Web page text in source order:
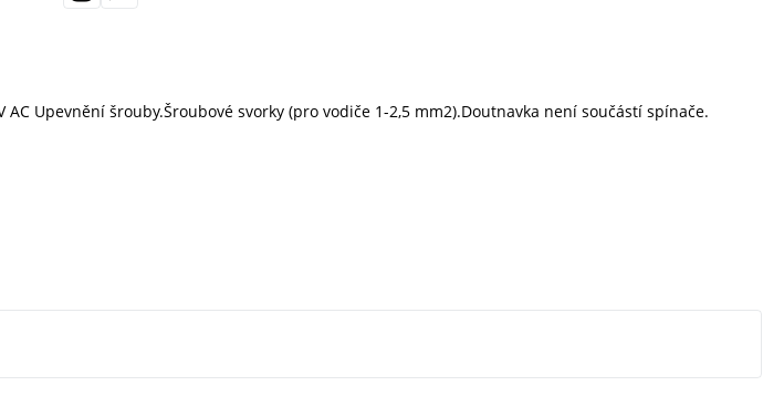
Upevnění šrouby.Šroubové svorky (pro vodiče 1-2,5 mm2).Doutnavka není součástí spínače.